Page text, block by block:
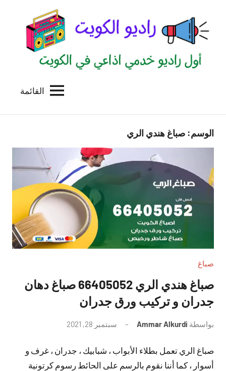
المحتوى
الكويت
للاعلانات
القائمة
الوسم: صباغ هندي الري
صباغ
صباغ هندي الري 66405052 صباغ دهان
جدران و تركيب ورق جدران
بواسطة Ammar Alkurdi سبتمبر 28, 2021
تعليقات
صباغ الري تعمل بطلاء الأبواب ، شبابيك ، جدران ، غرف و
أسوار ، كما أننا نقوم بالرسم على الحائط رسوم كرتونية